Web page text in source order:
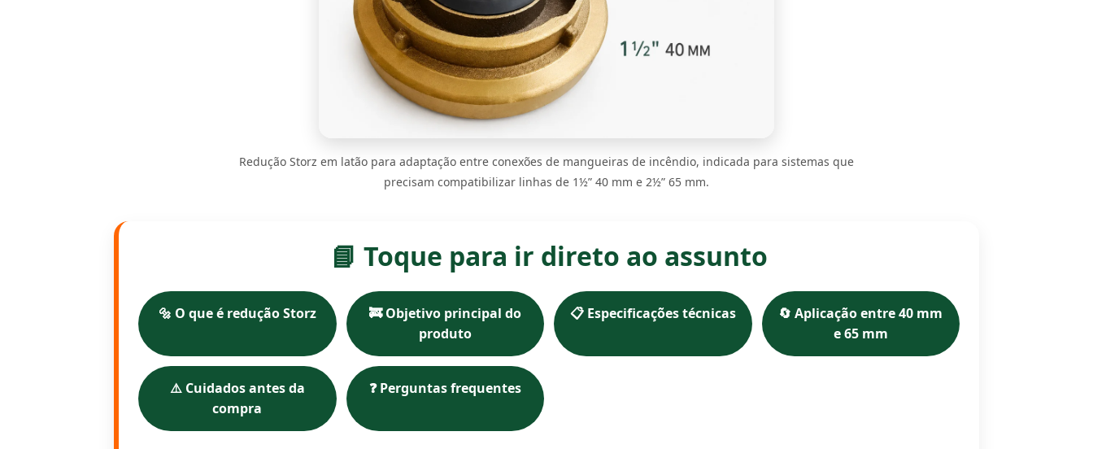
Redução Storz em latão para adaptação entre conexões de mangueiras de incêndio, indicada para sistemas que
precisam compatibilizar linhas de 1½” 40 mm e 2½” 65 mm.
📘 Toque para ir direto ao assunto
🔩 O que é redução Storz
🚒 Objetivo principal do
produto
📋 Especificações técnicas
🔄 Aplicação entre 40 mm
e 65 mm
⚠️ Cuidados antes da
compra
❓ Perguntas frequentes